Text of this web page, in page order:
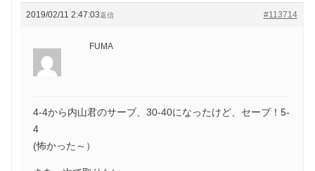
2019/02/11 2:47:03 #113714
返信
FUMA
4-4から内山君のサーブ、30-40になったけど、セーブ！5-
4
(怖かった～）